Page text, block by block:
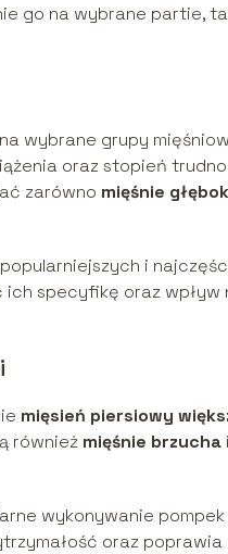
go na wybrane partie,
wybrane grupy
oraz stopień
zarówno mięśnie
i
specyfikę oraz wpływ
mięsień piersiowy
również mięśnie brzucha
wykonywanie pompek
oraz poprawia